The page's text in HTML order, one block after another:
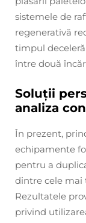
sistemele de
regenerativă
timpul
între două
Soluții
analiza
În prezent,
echipamente
pentru a
dintre cele mai
Rezultatele
privind